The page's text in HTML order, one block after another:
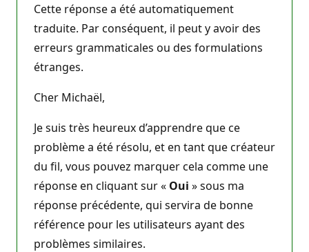
Cette réponse a été automatiquement
traduite. Par conséquent, il peut y avoir des
erreurs grammaticales ou des formulations
étranges.
Cher Michaël,
Je suis très heureux d’apprendre que ce
problème a été résolu, et en tant que créateur
du fil, vous pouvez marquer cela comme une
réponse en cliquant sur « Oui » sous ma
réponse précédente, qui servira de bonne
référence pour les utilisateurs ayant des
problèmes similaires.